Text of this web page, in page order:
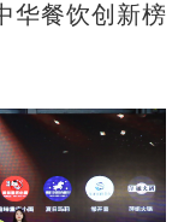
华餐饮创新榜